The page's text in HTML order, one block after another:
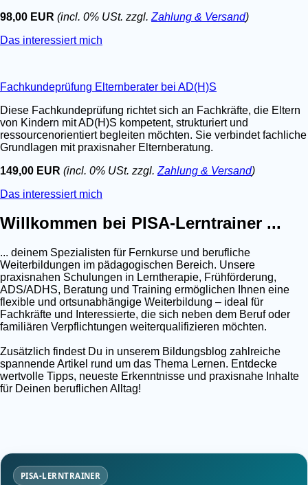
98,00 EUR (incl. 0% USt. zzgl. Zahlung & Versand)
Das interessiert mich
Fachkundeprüfung Elternberater bei AD(H)S
Diese Fachkundeprüfung richtet sich an Fachkräfte, die Eltern
von Kindern mit AD(H)S kompetent, strukturiert und
ressourcenorientiert begleiten möchten. Sie verbindet fachliche
Grundlagen mit praxisnaher Elternberatung.
149,00 EUR (incl. 0% USt. zzgl. Zahlung & Versand)
Das interessiert mich
Willkommen bei PISA-Lerntrainer ...
... deinem Spezialisten für Fernkurse und berufliche
Weiterbildungen im pädagogischen Bereich. Unsere
praxisnahen Schulungen in Lerntherapie, Frühförderung,
ADS/ADHS, Beratung und Training ermöglichen Ihnen eine
flexible und ortsunabhängige Weiterbildung – ideal für
Fachkräfte und Interessierte, die sich neben dem Beruf oder
familiären Verpflichtungen weiterqualifizieren möchten.
Zusätzlich findest Du in unserem Bildungsblog zahlreiche
spannende Artikel rund um das Thema Lernen. Entdecke
wertvolle Tipps, neueste Erkenntnisse und praxisnahe Inhalte
für Deinen beruflichen Alltag!
PISA-LERNTRAINER